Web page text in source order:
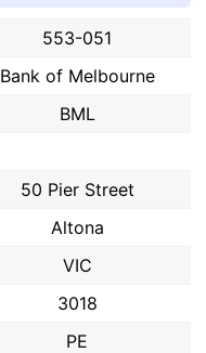
553-051
Bank of Melbourne
BML
50 Pier Street
Altona
VIC
3018
PE